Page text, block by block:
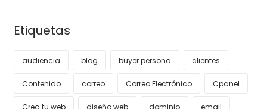
Etiquetas
audiencia blog buyer persona clientes
Contenido correo Correo Electrónico Cpanel
Crea tu web diseño web dominio email